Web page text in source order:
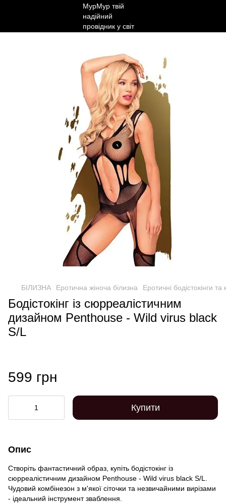
БІЛИЗНА Еротична жіноча білизна Еротичні бодістокінги
Бодістокінг із сюрреалістичним
дизайном Penthouse - Wild virus black
S/L
599 грн
Купити
Опис
Створіть фантастичний образ, купіть бодістокінг із
сюрреалістичним дизайном Penthouse - Wild virus black S/L.
Чудовий комбінезон з м'якої сіточки та незвичайними вирізами
- ідеальний інструмент зваблення.